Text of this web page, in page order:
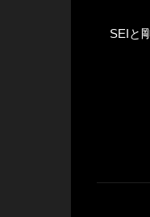
SEIと